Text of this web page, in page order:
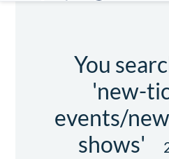
You
'new-
events/
shows'